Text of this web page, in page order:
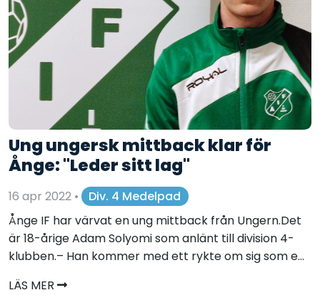
Ung ungersk mittback klar för
Ånge: "Leder sitt lag"
16 apr 2022 •
Div. 4 Medelpad
Ånge IF har värvat en ung mittback från Ungern.Det
är 18-årige Adam Solyomi som anlänt till division 4-
klubben.– Han kommer med ett rykte om sig som e...
LÄS MER